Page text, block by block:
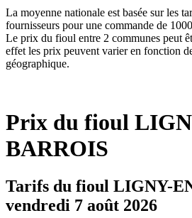
La moyenne nationale est basée sur les
fournisseurs pour une commande de
Le prix du fioul entre 2 communes peut
effet les prix peuvent varier en fonction
géographique.
Prix du fioul
BARROIS
Tarifs du fioul LIGNY-
vendredi 7 août 2026